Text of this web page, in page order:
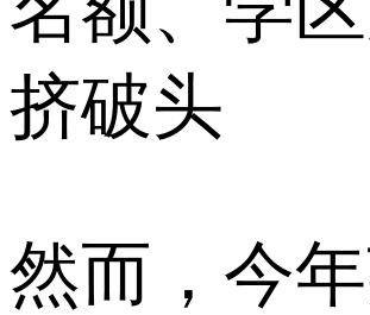
挤破头
然而，今